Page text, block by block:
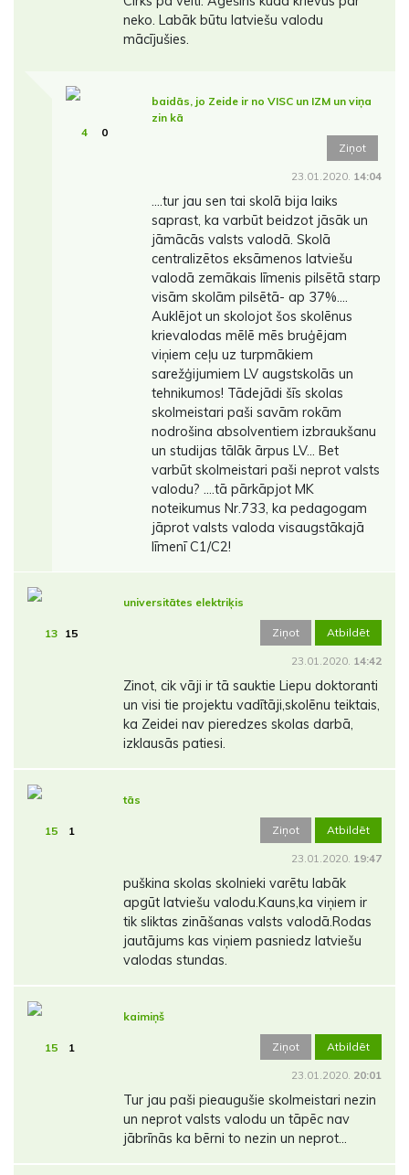
neko. Labāk būtu latviešu valodu
mācījušies.
4 0
baidās, jo Zeide ir no VISC un IZM un viņa
zin kā
Ziņot
23.01.2020. 14:04
....tur jau sen tai skolā bija laiks
saprast, ka varbūt beidzot jāsāk un
jāmācās valsts valodā. Skolā
centralizētos eksāmenos latviešu
valodā zemākais līmenis pilsētā starp
visām skolām pilsētā- ap 37%....
Auklējot un skolojot šos skolēnus
krievalodas mēlē mēs bruģējam
viņiem ceļu uz turpmākiem
sarežģijumiem LV augstskolās un
tehnikumos! Tādejādi šīs skolas
skolmeistari paši savām rokām
nodrošina absolventiem izbraukšanu
un studijas tālāk ārpus LV... Bet
varbūt skolmeistari paši neprot valsts
valodu? ....tā pārkāpjot MK
noteikumus Nr.733, ka pedagogam
jāprot valsts valoda visaugstākajā
līmenī C1/C2!
13 15
universitātes elektriķis
Ziņot Atbildēt
23.01.2020. 14:42
Zinot, cik vāji ir tā sauktie Liepu doktoranti
un visi tie projektu vadītāji,skolēnu teiktais,
ka Zeidei nav pieredzes skolas darbā,
izklausās patiesi.
15 1
tās
Ziņot Atbildēt
23.01.2020. 19:47
puškina skolas skolnieki varētu labāk
apgūt latviešu valodu.Kauns,ka viņiem ir
tik sliktas zināšanas valsts valodā.Rodas
jautājums kas viņiem pasniedz latviešu
valodas stundas.
15 1
kaimiņš
Ziņot Atbildēt
23.01.2020. 20:01
Tur jau paši pieaugušie skolmeistari nezin
un neprot valsts valodu un tāpēc nav
jābrīnās ka bērni to nezin un neprot...